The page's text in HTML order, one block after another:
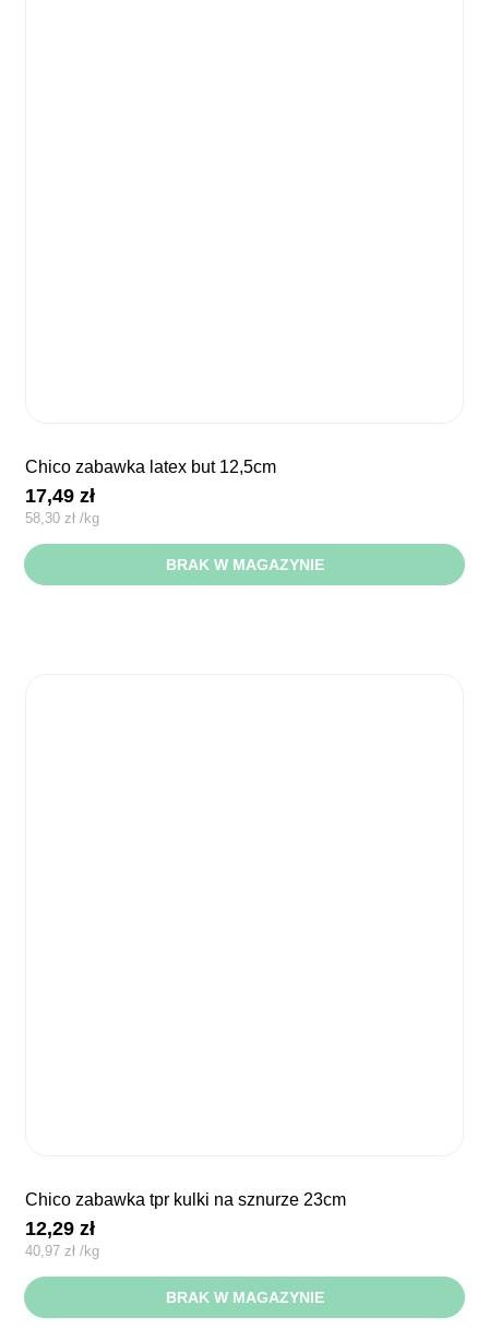
chico zabawka latex but 12,5cm
17,49zł
58,30zł /kg
BRAK W MAGAZYNIE
chico zabawka tpr kulki na sznurze 23cm
12,29zł
40,97 zł /kg
BRAK W MAGAZYNIE